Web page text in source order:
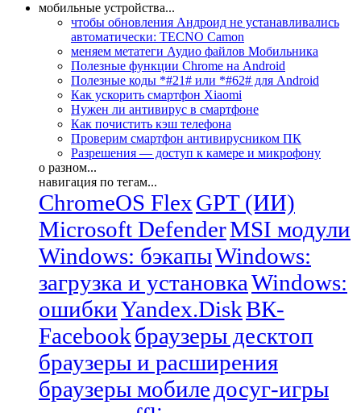
мобильные устройства...
чтобы обновления Андроид не устанавливались
автоматически: TECNO Camon
меняем метатеги Аудио файлов Мобильника
Полезные функции Chrome на Android
Полезные коды *#21# или *#62# для Android
Как ускорить смартфон Xiaomi
Нужен ли антивирус в смартфоне
Как почистить кэш телефона
Проверим смартфон антивирусником ПК
Разрешения — доступ к камере и микрофону
о разном...
навигация по тегам...
ChromeOS FlexGPT (ИИ)
Microsoft DefenderMSI модули
Windows: бэкапыWindows:
загрузка и установкаWindows:
ошибкиYandex.DiskВК-
Facebookбраузеры десктоп
браузеры и расширения
браузеры мобиле досуг-игры